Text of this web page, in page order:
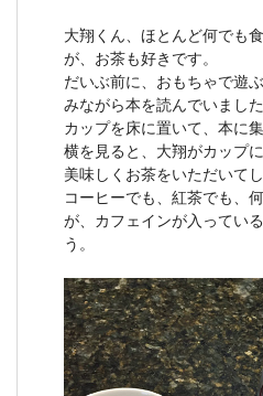
大翔くん、ほとんど何でも
が、お茶も好きです。
だいぶ前に、おもちゃで遊
みながら本を読んでいました
カップを床に置いて、本に
横を見ると、大翔がカップ
美味しくお茶をいただいて
コーヒーでも、紅茶でも、
が、カフェインが入ってい
う。